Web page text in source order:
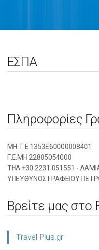
ΕΣΠΑ
Πληροφορίες
ΜΗ.Τ.Ε 1353Ε60000008401
Γ.Ε.ΜΗ 22805054000
ΤΗΛ +30 2231 051551 -
ΥΠΕΥΘΥΝΟΣ ΓΡΑΦΕΙΟΥ
Βρείτε μας στο
Travel Plus.gr